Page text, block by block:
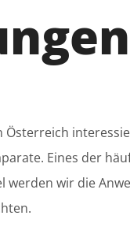
Eines der
werden wir die